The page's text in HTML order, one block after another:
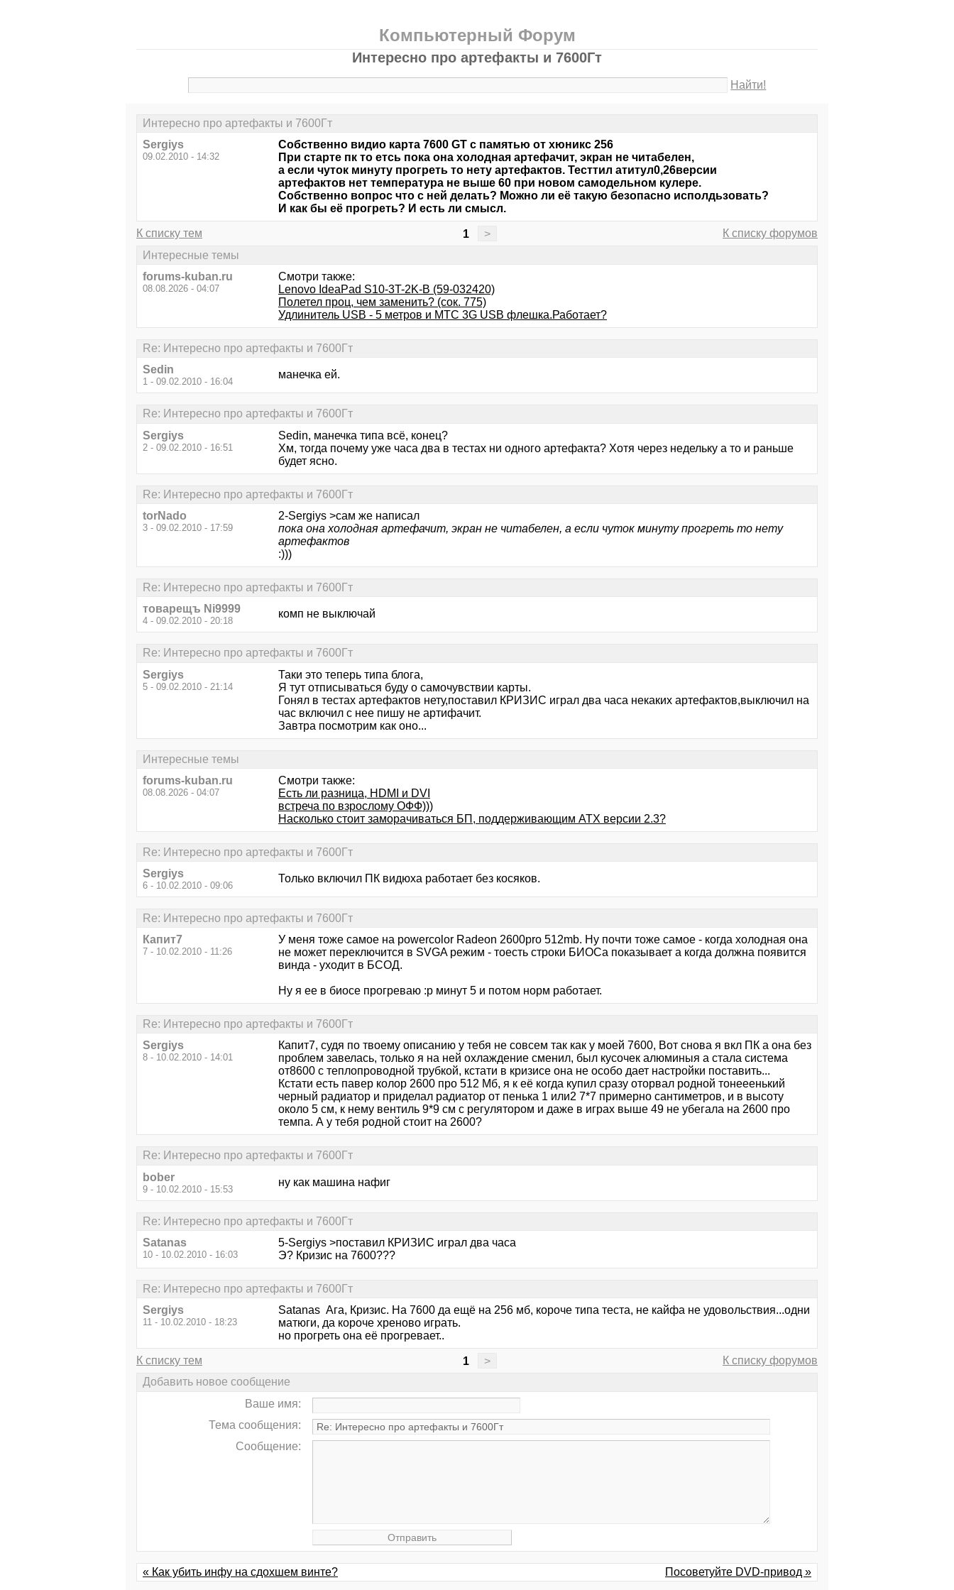
Компьютерный Форум
Интересно про артефакты и 7600Гт
Найти!
Интересно про артефакты и 7600Гт
Sergiys
09.02.2010 - 14:32
Собственно видио карта 7600 GT с памятью от хюникс 256
При старте пк то етсь пока она холодная артефачит, экран не читабелен,
а если чуток минуту прогреть то нету артефактов. Тесттил атитул0,26версии
артефактов нет температура не выше 60 при новом самодельном кулере.
Собственно вопрос что с ней делать? Можно ли её такую безопасно исполдьзовать?
И как бы её прогреть? И есть ли смысл.
К списку тем 1 >
К списку форумов
Интересные темы
forums-kuban.ru
08.08.2026 - 04:07
Смотри также:
Lenovo IdeaPad S10-3T-2K-B (59-032420)
Полетел проц, чем заменить? (сок. 775)
Удлинитель USB - 5 метров и МТС 3G USB флешка.Работает?
Re: Интересно про артефакты и 7600Гт
Sedin
1 - 09.02.2010 - 16:04
манечка ей.
Re: Интересно про артефакты и 7600Гт
Sergiys
2 - 09.02.2010 - 16:51
Sedin, манечка типа всё, конец?
Хм, тогда почему уже часа два в тестах ни одного артефакта? Хотя через недельку а то и раньше
будет ясно.
Re: Интересно про артефакты и 7600Гт
torNado
3 - 09.02.2010 - 17:59
2-Sergiys >сам же написал
пока она холодная артефачит, экран не читабелен, а если чуток минуту прогреть то нету
артефактов
:)))
Re: Интересно про артефакты и 7600Гт
товарещъ Ni9999
4 - 09.02.2010 - 20:18
комп не выключай
Re: Интересно про артефакты и 7600Гт
Sergiys
5 - 09.02.2010 - 21:14
Таки это теперь типа блога,
Я тут отписываться буду о самочувствии карты.
Гонял в тестах артефактов нету,поставил КРИЗИС играл два часа некаких артефактов,выключил на
час включил с нее пишу не артифачит.
Завтра посмотрим как оно...
Интересные темы
forums-kuban.ru
08.08.2026 - 04:07
Смотри также:
Есть ли разница, HDMI и DVI
встреча по взрослому ОФФ)))
Насколько стоит заморачиваться БП, поддерживающим ATX версии 2.3?
Re: Интересно про артефакты и 7600Гт
Sergiys
6 - 10.02.2010 - 09:06
Только включил ПК видюха работает без косяков.
Re: Интересно про артефакты и 7600Гт
Капит7
7 - 10.02.2010 - 11:26
У меня тоже самое на powercolor Radeon 2600pro 512mb. Ну почти тоже самое - когда холодная она
не может переключится в SVGA режим - тоесть строки БИОСа показывает а когда должна появится
винда - уходит в БСОД.
Ну я ее в биосе прогреваю :p минут 5 и потом норм работает.
Re: Интересно про артефакты и 7600Гт
Sergiys
8 - 10.02.2010 - 14:01
Капит7, судя по твоему описанию у тебя не совсем так как у моей 7600, Вот снова я вкл ПК а она без
проблем завелась, только я на ней охлаждение сменил, был кусочек алюминыя а стала система
от8600 с теплопроводной трубкой, кстати в кризисе она не особо дает настройки поставить...
Кстати есть павер колор 2600 про 512 Мб, я к её когда купил сразу оторвал родной тонееенький
черный радиатор и приделал радиатор от пенька 1 или2 7*7 примерно сантиметров, и в высоту
около 5 см, к нему вентиль 9*9 см с регулятором и даже в играх выше 49 не убегала на 2600 про
темпа. А у тебя родной стоит на 2600?
Re: Интересно про артефакты и 7600Гт
bober
9 - 10.02.2010 - 15:53
ну как машина нафиг
Re: Интересно про артефакты и 7600Гт
Satanas
10 - 10.02.2010 - 16:03
5-Sergiys >поставил КРИЗИС играл два часа
Э? Кризис на 7600???
Re: Интересно про артефакты и 7600Гт
Sergiys
11 - 10.02.2010 - 18:23
Satanas Ага, Кризис. На 7600 да ещё на 256 мб, короче типа теста, не кайфа не удовольствия...одни
матюги, да короче хреново играть.
но прогреть она её прогревает..
К списку тем 1 >
К списку форумов
Добавить новое сообщение
Ваше имя:
Тема сообщения:
Сообщение:
« Как убить инфу на сдохшем винте? Посоветуйте DVD-привод »